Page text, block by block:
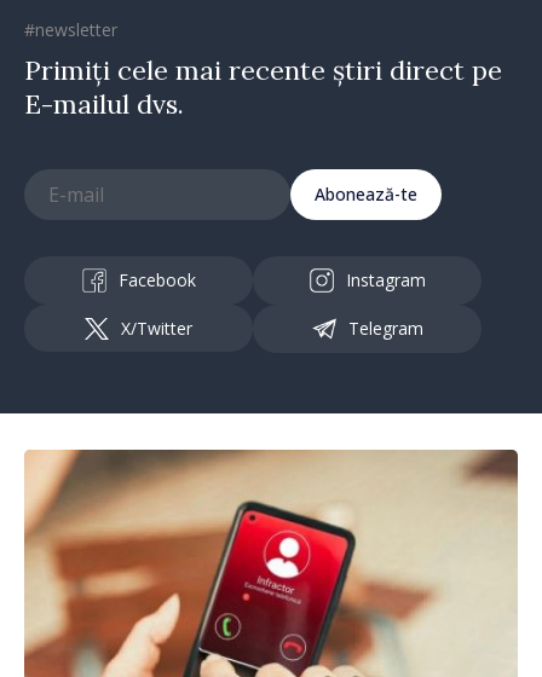
#newsletter
Primiți cele mai recente știri direct pe
E-mailul dvs.
Abonează-te
Facebook Instagram
X/Twitter Telegram